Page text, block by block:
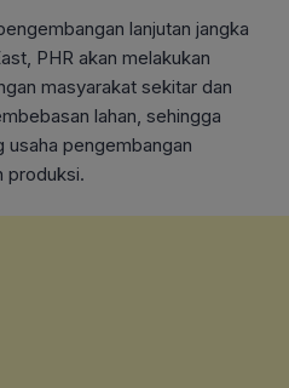
lanjutan jangka
PHR akan melakukan
masyarakat sekitar dan
lahan, sehingga
usaha pengembangan
produksi.